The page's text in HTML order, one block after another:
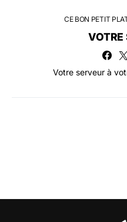
CE BON PETIT
VOTRE
Votre serveur à